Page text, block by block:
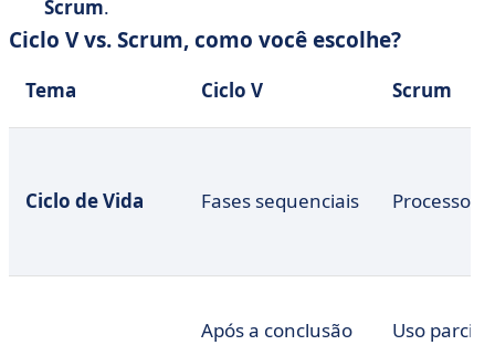
Scrum.
Ciclo V vs. Scrum, como você escolhe?
Tema Ciclo V Scrum
Ciclo de Vida Fases sequenciais Processo
Após a conclusão
Uso